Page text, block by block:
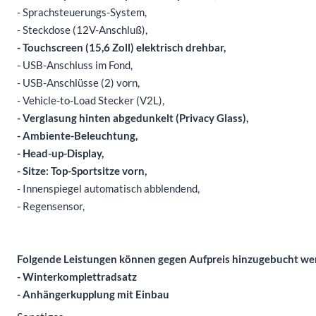
- Sprachsteuerungs-System,
- Steckdose (12V-Anschluß),
- Touchscreen (15,6 Zoll) elektrisch drehbar,
- USB-Anschluss im Fond,
- USB-Anschlüsse (2) vorn,
- Vehicle-to-Load Stecker (V2L),
- Verglasung hinten abgedunkelt (Privacy Glass),
- Ambiente-Beleuchtung,
- Head-up-Display,
- Sitze: Top-Sportsitze vorn,
- Innenspiegel automatisch abblendend,
- Regensensor,
Folgende Leistungen können gegen Aufpreis hinzugebucht
- Winterkomplettradsatz
- Anhängerkupplung mit Einbau